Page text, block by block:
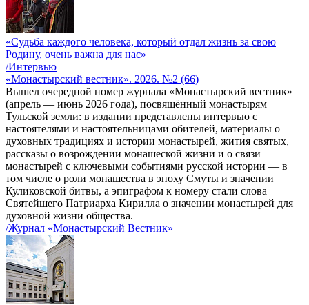
«Судьба каждого человека, который отдал жизнь за свою
Родину, очень важна для нас»
/Интервью
«Монастырский вестник». 2026. №2 (66)
Вышел очередной номер журнала «Монастырский вестник»
(апрель — июнь 2026 года), посвящённый монастырям
Тульской земли: в издании представлены интервью с
настоятелями и настоятельницами обителей, материалы о
духовных традициях и истории монастырей, жития святых,
рассказы о возрождении монашеской жизни и о связи
монастырей с ключевыми событиями русской истории — в
том числе о роли монашества в эпоху Смуты и значении
Куликовской битвы, а эпиграфом к номеру стали слова
Святейшего Патриарха Кирилла о значении монастырей для
духовной жизни общества.
/Журнал «Монастырский Вестник»